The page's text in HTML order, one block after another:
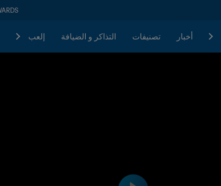
أخبار تصنيفات التذاكر و الضيافة إلعب